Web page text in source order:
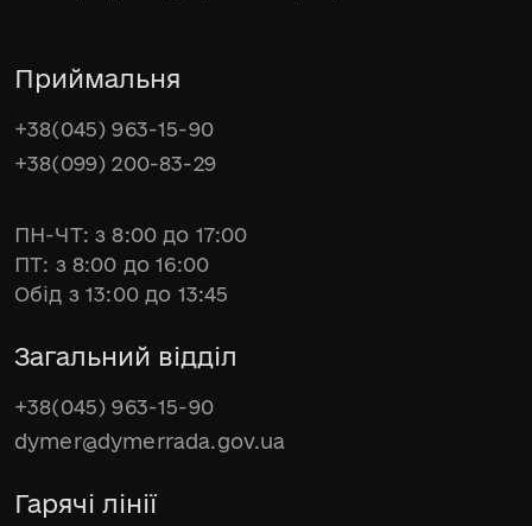
Приймальня
+38(045) 963-15-90
+38(099) 200-83-29
ПН-ЧТ: з 8:00 до 17:00
ПТ: з 8:00 до 16:00
Обід з 13:00 до 13:45
Загальний відділ
+38(045) 963-15-90
dymer@dymerrada.gov.ua
Гарячі лінії